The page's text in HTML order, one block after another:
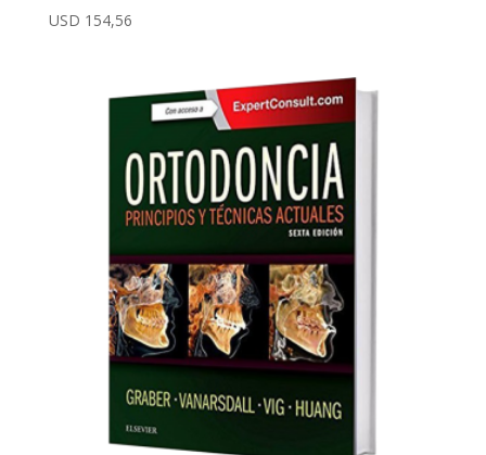
USD 154,56